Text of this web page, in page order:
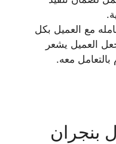
مع العميل بكل
العميل يشعر
بالتعامل معه.
بنجران